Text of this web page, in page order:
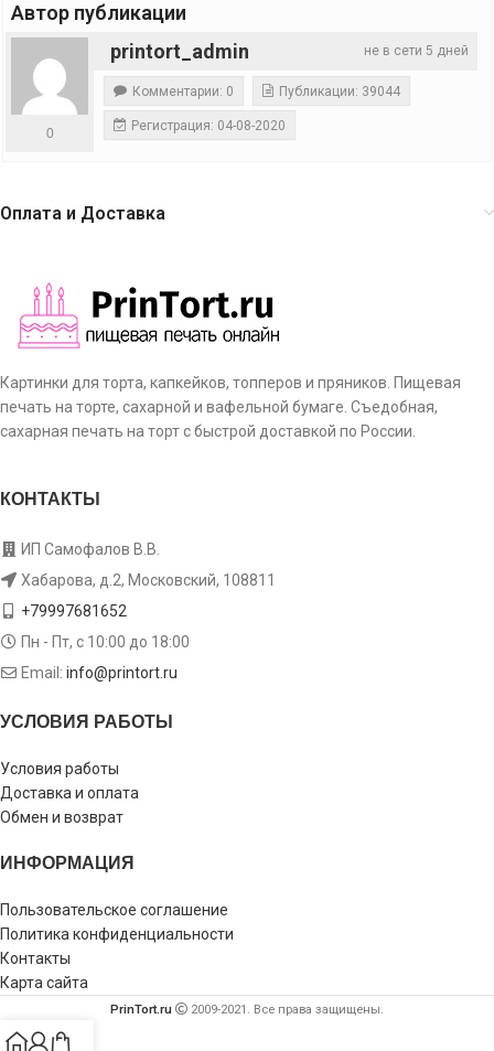
Автор публикации
не в сети 5 дней
printort_admin
0
Комментарии: 0 Публикации: 39044
Регистрация: 04-08-2020
Оплата и Доставка
Картинки для торта, капкейков, топперов и пряников. Пищевая
печать на торте, сахарной и вафельной бумаге. Съедобная,
сахарная печать на торт с быстрой доставкой по России.
КОНТАКТЫ
ИП Самофалов В.В.
Хабарова, д.2, Московский, 108811
+79997681652
Пн - Пт, с 10:00 до 18:00
Email: info@printort.ru
УСЛОВИЯ РАБОТЫ
Условия работы
Доставка и оплата
Обмен и возврат
ИНФОРМАЦИЯ
Пользовательское соглашение
Политика конфиденциальности
Контакты
Карта сайта
PrinTort.ru 2009-2021. Все права защищены.